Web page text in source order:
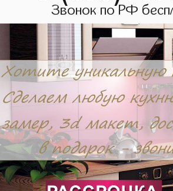
Звонок по РФ